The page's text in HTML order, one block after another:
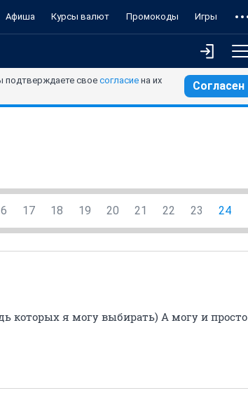
Афиша Курсы валют Промокоды Игры
подтверждаете свое согласие на их
Согласен
17 18 19 20 21 22 23 24
которых я могу выбирать) А могу и просто